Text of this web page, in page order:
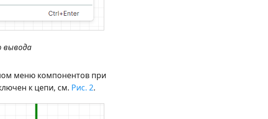
вывода
меню компонентов при
к цепи, см. Рис. 2.